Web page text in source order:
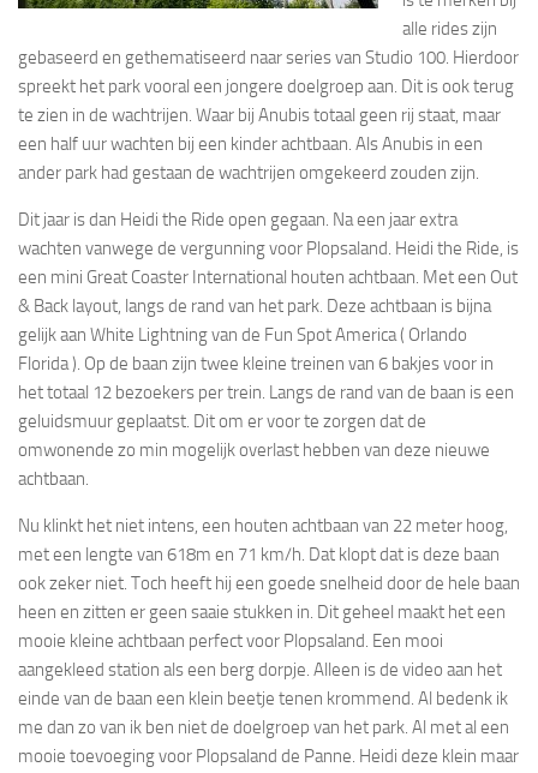
alle rides zijn
gebaseerd en gethematiseerd naar series van Studio 100. Hierdoor
spreekt het park vooral een jongere doelgroep aan. Dit is ook terug
te zien in de wachtrijen. Waar bij Anubis totaal geen rij staat, maar
een half uur wachten bij een kinder achtbaan. Als Anubis in een
ander park had gestaan de wachtrijen omgekeerd zouden zijn.
Dit jaar is dan Heidi the Ride open gegaan. Na een jaar extra
wachten vanwege de vergunning voor Plopsaland. Heidi the Ride, is
een mini Great Coaster International houten achtbaan. Met een Out
& Back layout, langs de rand van het park. Deze achtbaan is bijna
gelijk aan White Lightning van de Fun Spot America ( Orlando
Florida ). Op de baan zijn twee kleine treinen van 6 bakjes voor in
het totaal 12 bezoekers per trein. Langs de rand van de baan is een
geluidsmuur geplaatst. Dit om er voor te zorgen dat de
omwonende zo min mogelijk overlast hebben van deze nieuwe
achtbaan.
Nu klinkt het niet intens, een houten achtbaan van 22 meter hoog,
met een lengte van 618m en 71 km/h. Dat klopt dat is deze baan
ook zeker niet. Toch heeft hij een goede snelheid door de hele baan
heen en zitten er geen saaie stukken in. Dit geheel maakt het een
mooie kleine achtbaan perfect voor Plopsaland. Een mooi
aangekleed station als een berg dorpje. Alleen is de video aan het
einde van de baan een klein beetje tenen krommend. Al bedenk ik
me dan zo van ik ben niet de doelgroep van het park. Al met al een
mooie toevoeging voor Plopsaland de Panne. Heidi deze klein maar